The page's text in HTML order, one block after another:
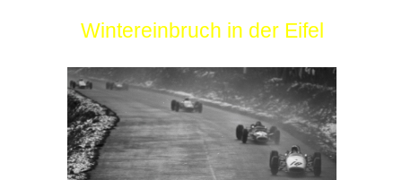
Wintereinbruch in der Eifel